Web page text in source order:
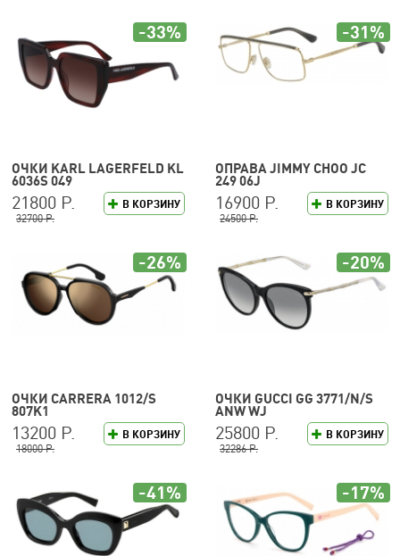
ОЧКИ KARL LAGERFELD KL
6036S 049
В КОРЗИНУ
21800 Р.
32700 Р.
-33%
ОПРАВА JIMMY CHOO JC
249 06J
В КОРЗИНУ
16900 Р.
24500 Р.
-31%
ОЧКИ CARRERA 1012/S
807K1
В КОРЗИНУ
13200 Р.
18000 Р.
-26%
ОЧКИ GUCCI GG 3771/N/S
ANW WJ
В КОРЗИНУ
25800 Р.
32286 Р.
-20%
-41% -17%